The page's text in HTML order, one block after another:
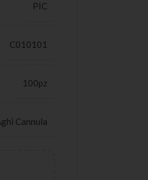
PIC
C010101
100pz
Cannula